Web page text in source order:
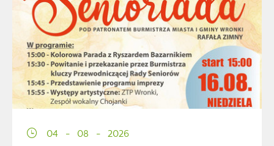
04 - 08 - 2026